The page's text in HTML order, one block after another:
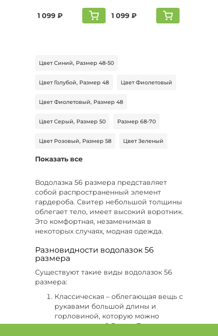
1 099 ₽ 1 099 ₽
Цвет Синий, Размер 48-50
Цвет Голубой, Размер 48 Цвет Фиолетовый
Цвет Фиолетовый, Размер 48
Цвет Серый, Размер 50 Размер 68-70
Цвет Розовый, Размер 58 Цвет Зеленый
Цвет Черный, Размер 56
Цвет Белый, Размер 50 Размер 44-46
Цвет Бежевый, Размер 56-58
Цвет Черный, Размер 44-46
Цвет Белый, Размер 46
Цвет Фиолетовый, Размер 48-50
Цвет Коричневый, Размер 54
Цвет Зеленый, Размер 60
Показать все
Водолазка 56 размера представляет
собой распространенный элемент
гардероба. Свитер небольшой толщины
облегает тело, имеет высокий воротник.
Это комфортная, незаменимая в
некоторых случаях, модная одежда.
Разновидности водолазок 56
размера
Существуют такие виды водолазок 56
размера:
Классическая – облегающая вещь с
рукавами большой длины и
горловиной, которую можно
подвернуть в 2-3 раза. Такая вещь